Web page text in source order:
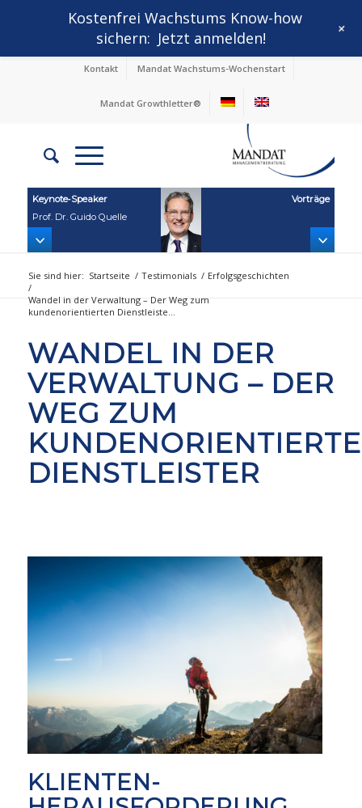
Kontakt Mandat Wachstums-Wochenstart
Mandat Growthletter®
Keynote‑Speaker
Prof. Dr. Guido Quelle
Vorträge
Sie sind hier: Startseite / Testimonials / Erfolgsgeschichten
/
Wandel in der Verwaltung – Der Weg zum
kundenorientierten Dienstleiste...
WANDEL IN DER
VERWALTUNG – DER
WEG ZUM
DIENSTLEISTER
KLIENTEN-
Kostenfrei Wachstums Know-how
sichern: Jetzt anmelden! +